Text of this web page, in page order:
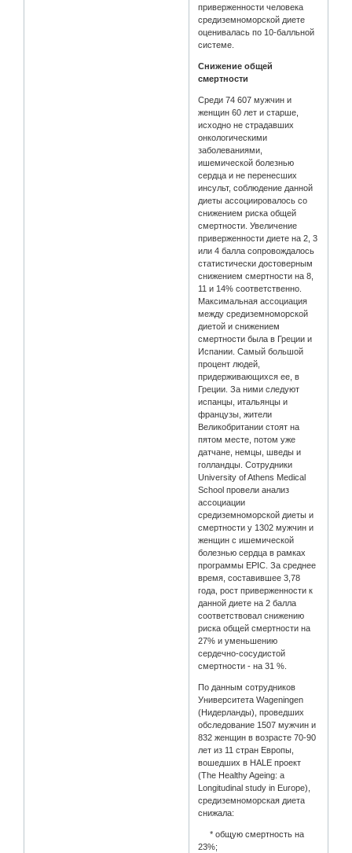
приверженности человека
средиземноморской диете
оценивалась по 10-балльной
системе.
Снижение общей
смертности
Среди 74 607 мужчин и
женщин 60 лет и старше,
исходно не страдавших
онкологическими
заболеваниями,
ишемической болезнью
сердца и не перенесших
инсульт, соблюдение данной
диеты ассоциировалось со
снижением риска общей
смертности. Увеличение
приверженности диете на 2, 3
или 4 балла сопровождалось
статистически достоверным
снижением смертности на 8,
11 и 14% соответственно.
Максимальная ассоциация
между средиземноморской
диетой и снижением
смертности была в Греции и
Испании. Самый большой
процент людей,
придерживающихся ее, в
Греции. За ними следуют
испанцы, итальянцы и
французы, жители
Великобритании стоят на
пятом месте, потом уже
датчане, немцы, шведы и
голландцы. Сотрудники
University of Athens Medical
School провели анализ
ассоциации
средиземноморской диеты и
смертности у 1302 мужчин и
женщин с ишемической
болезнью сердца в рамках
программы EPIC. За среднее
время, составившее 3,78
года, рост приверженности к
данной диете на 2 балла
соответствовал снижению
риска общей смертности на
27% и уменьшению
сердечно-сосудистой
смертности - на 31 %.
По данным сотрудников
Университета Wageningen
(Нидерланды), проведших
обследование 1507 мужчин и
832 женщин в возрасте 70-90
лет из 11 стран Европы,
вошедших в HALE проект
(The Healthy Ageing: a
Longitudinal study in Europe),
средиземноморская диета
снижала:
* общую смертность на
23%;